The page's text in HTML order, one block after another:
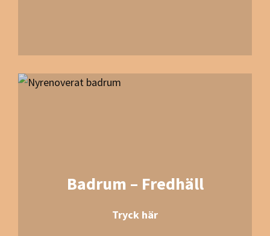
Badrum – Fredhäll
Tryck här